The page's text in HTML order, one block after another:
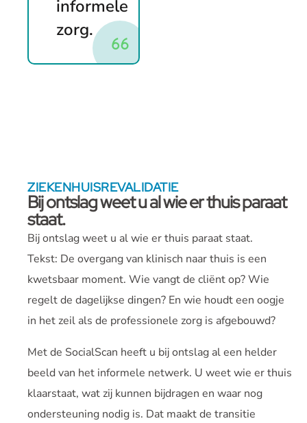
informele
zorg.
ZIEKENHUISREVALIDATIE
Bij ontslag weet u al wie er thuis paraat
staat.
Bij ontslag weet u al wie er thuis paraat staat.
Tekst: De overgang van klinisch naar thuis is een
kwetsbaar moment. Wie vangt de cliënt op? Wie
regelt de dagelijkse dingen? En wie houdt een oogje
in het zeil als de professionele zorg is afgebouwd?
Met de SocialScan heeft u bij ontslag al een helder
beeld van het informele netwerk. U weet wie er thuis
klaarstaat, wat zij kunnen bijdragen en waar nog
ondersteuning nodig is. Dat maakt de transitie